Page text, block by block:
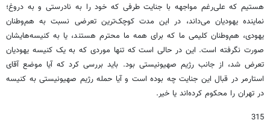
هستیم که علی‌رغم مواجهه با جنایت طرفی که خود را به نادرستی و به دروغ؛
نماینده یهودیان می‌داند، در این مدت کوچک‌ترین تعرضی نسبت به هم‌وطنان
یهودی، هم‌وطنان کلیمی ما که برای همه ما محترم هستند، یا به کنیسه‌هایشان
صورت نگرفته است. این در حالی است که تنها موردی که به یک کنیسه یهودیان
تعرض شد، از جانب رژیم صهیونیستی بود. باید بررسی کرد که آیا موضع آقای
استارمر در قبال این جنایت چه بوده است و آیا حمله رژیم صهیونیستی به کنیسه
در تهران را محکوم کرده‌اند یا خیر.
315